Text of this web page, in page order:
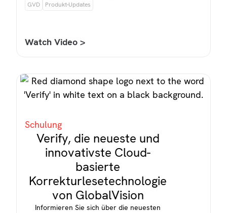
GVD Produkt-Updates
Watch Video >
Schulung
Verify, die neueste und
innovativste Cloud-
basierte
Korrekturlesetechnologie
von GlobalVision
Informieren Sie sich über die neuesten